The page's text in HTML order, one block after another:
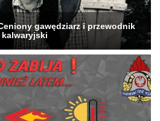
gawędziarz i przewodnik
kalwaryjski